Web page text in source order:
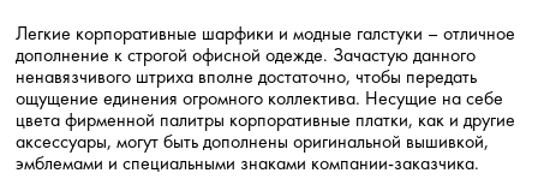
Легкие корпоративные шарфики и модные галстуки – отличное
дополнение к строгой офисной одежде. Зачастую данного
ненавязчивого штриха вполне достаточно, чтобы передать
ощущение единения огромного коллектива. Несущие на себе
цвета фирменной палитры корпоративные платки, как и другие
аксессуары, могут быть дополнены оригинальной вышивкой,
эмблемами и специальными знаками компании-заказчика.